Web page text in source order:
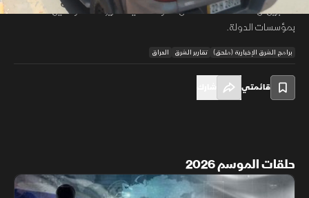
معتبرين أن مكافحة الفساد تمثل خطوة أساسية لتعزيز ثقة المواطنين
بمؤسسات الدولة.
برامج الشرق الإخبارية (ملحق) تقارير الشرق العراق
قائمتي
حلقات الموسم 2026